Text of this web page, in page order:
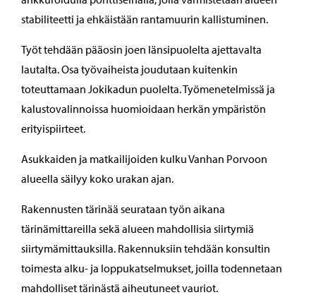
stabiliteetti ja ehkäistään rantamuurin kallistuminen.
Työt tehdään pääosin joen länsipuolelta ajettavalta
lautalta. Osa työvaiheista joudutaan kuitenkin
toteuttamaan Jokikadun puolelta. Työmenetelmissä ja
kalustovalinnoissa huomioidaan herkän ympäristön
erityispiirteet.
Asukkaiden ja matkailijoiden kulku Vanhan Porvoon
alueella säilyy koko urakan ajan.
Rakennusten tärinää seurataan työn aikana
tärinämittareilla sekä alueen mahdollisia siirtymiä
siirtymämittauksilla. Rakennuksiin tehdään konsultin
toimesta alku- ja loppukatselmukset, joilla todennetaan
mahdolliset tärinästä aiheutuneet vauriot.